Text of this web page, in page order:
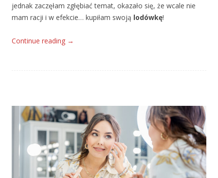
jednak zaczęłam zgłębiać temat, okazało się, że wcale nie
mam racji i w efekcie… kupiłam swoją lodówkę!
Continue reading →